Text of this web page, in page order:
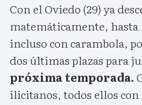
Con el Oviedo (29) ya
matemáticamente, hasta
incluso con carambola,
dos últimas plazas para
próxima temporada.
ilicitanos, todos ellos con